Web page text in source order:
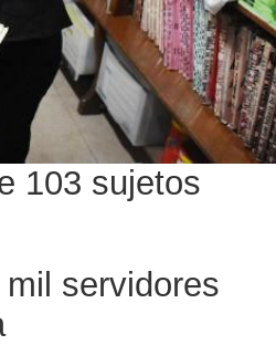
103 sujetos
servidores